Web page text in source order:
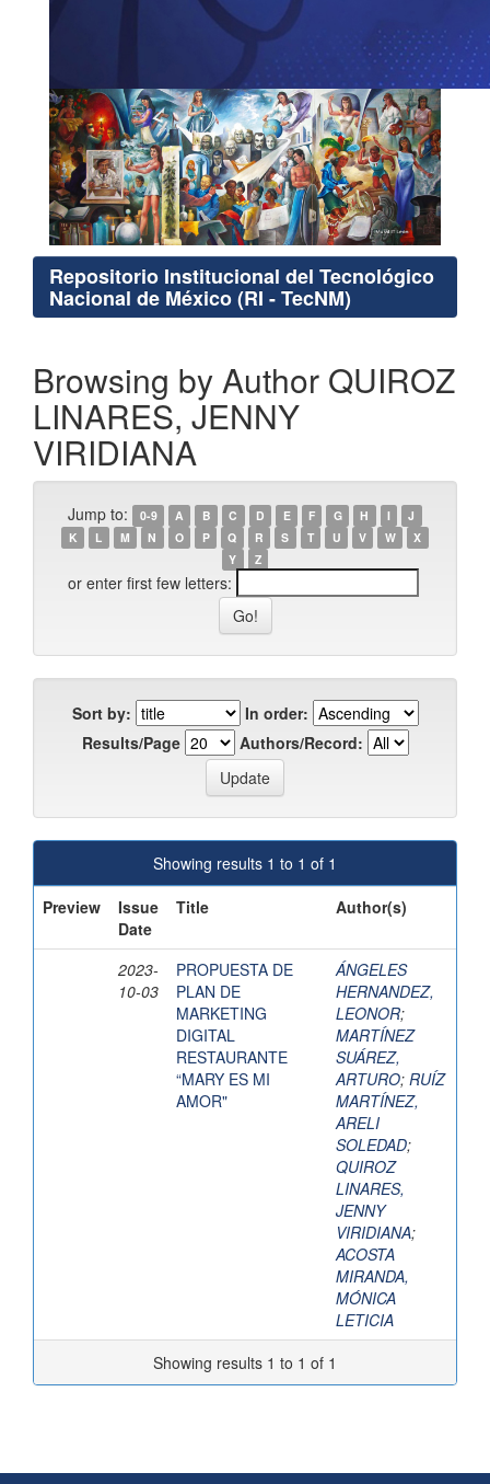
Repositorio Institucional del Tecnológico
Nacional de México (RI - TecNM)
Browsing by Author QUIROZ
LINARES, JENNY
VIRIDIANA
Jump to: 0-9 A B C D E F G H I
J
K
L M N O P Q R S T U V W
X
Y
Z
or enter first few letters:
Sort by:
In order:
Results/Page
Authors/Record:
Showing results 1 to 1 of 1
Preview
Issue
Date
Title Author(s)
2023-
10-03
PROPUESTA DE
PLAN DE
MARKETING
DIGITAL
RESTAURANTE
“MARY ES MI
AMOR"
ÁNGELES
HERNANDEZ,
LEONOR;
MARTÍNEZ
SUÁREZ,
ARTURO; RUÍZ
MARTÍNEZ,
ARELI
SOLEDAD;
QUIROZ
LINARES,
JENNY
VIRIDIANA;
ACOSTA
MIRANDA,
MÓNICA
LETICIA
Showing results 1 to 1 of 1